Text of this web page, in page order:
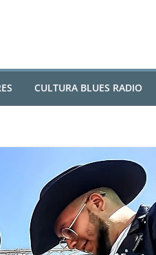
CULTURA BLUES RADIO